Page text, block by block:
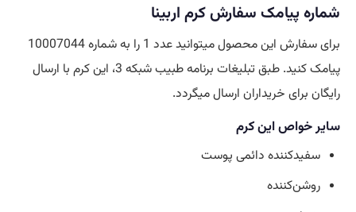
شماره پیامک سفارش کرم اربینا
برای سفارش این محصول میتوانید عدد 1 را به شماره 10007044
پیامک کنید. طبق تبلیغات برنامه طبیب شبکه 3، این کرم با ارسال
رایگان برای خریداران ارسال میگردد.
سایر خواص این کرم
سفیدکننده دائمی پوست
روشن‌کننده